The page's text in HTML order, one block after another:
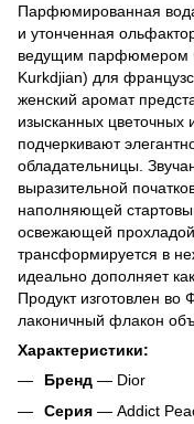
Парфюмированная
и утонченная
ведущим парфюмером
Kurkdjian) для
женский аромат
изысканных цветочных
подчеркивают
обладательницы.
выразительной
наполняющей
освежающей
трансформируется в
идеально дополняет
Продукт изготовлен
лаконичный флакон
Характеристики:
Бренд — Dior
Серия — Addict